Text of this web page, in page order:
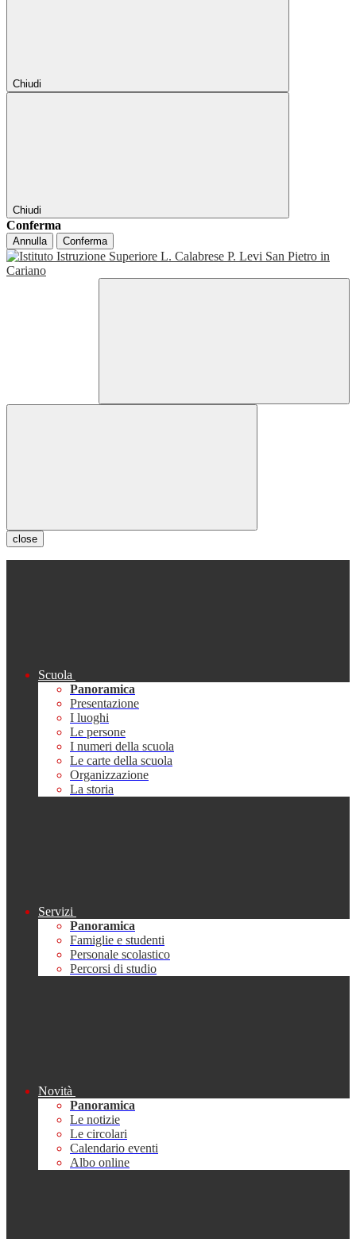
Chiudi
Chiudi
Conferma
Annulla Conferma
close
Scuola
Panoramica
Presentazione
I luoghi
Le persone
I numeri della scuola
Le carte della scuola
Organizzazione
La storia
Servizi
Panoramica
Famiglie e studenti
Personale scolastico
Percorsi di studio
Novità
Panoramica
Le notizie
Le circolari
Calendario eventi
Albo online